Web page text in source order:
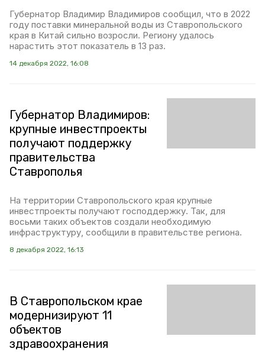
Губернатор Владимир Владимиров сообщил, что в 2022
году поставки минеральной воды из Ставропольского
края в Китай сильно возросли. Региону удалось
нарастить этот показатель в 13 раз.
14 декабря 2022, 16:08
Губернатор Владимиров:
крупные инвестпроекты
получают поддержку
правительства
Ставрополья
На территории Ставропольского края крупные
инвестпроекты получают господдержку. Так, для
восьми таких объектов создали необходимую
инфраструктуру, сообщили в правительстве региона.
8 декабря 2022, 16:13
В Ставропольском крае
модернизируют 11
объектов
здравоохранения